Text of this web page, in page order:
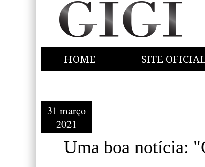
HOME SITE
31 março
2021
Uma boa notícia: